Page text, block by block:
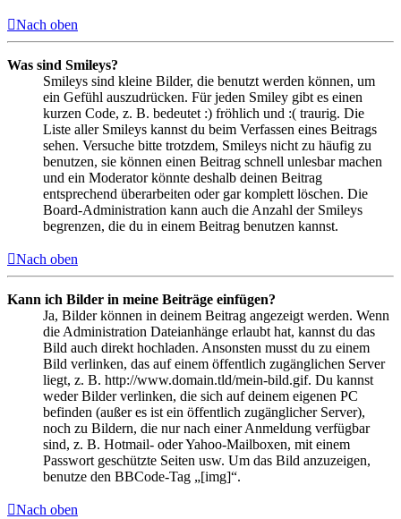
Nach oben
Was sind Smileys?
Smileys sind kleine Bilder, die benutzt werden können, um
ein Gefühl auszudrücken. Für jeden Smiley gibt es einen
kurzen Code, z. B. bedeutet :) fröhlich und :( traurig. Die
Liste aller Smileys kannst du beim Verfassen eines Beitrags
sehen. Versuche bitte trotzdem, Smileys nicht zu häufig zu
benutzen, sie können einen Beitrag schnell unlesbar machen
und ein Moderator könnte deshalb deinen Beitrag
entsprechend überarbeiten oder gar komplett löschen. Die
Board-Administration kann auch die Anzahl der Smileys
begrenzen, die du in einem Beitrag benutzen kannst.
Nach oben
Kann ich Bilder in meine Beiträge einfügen?
Ja, Bilder können in deinem Beitrag angezeigt werden. Wenn
die Administration Dateianhänge erlaubt hat, kannst du das
Bild auch direkt hochladen. Ansonsten musst du zu einem
Bild verlinken, das auf einem öffentlich zugänglichen Server
liegt, z. B. http://www.domain.tld/mein-bild.gif. Du kannst
weder Bilder verlinken, die sich auf deinem eigenen PC
befinden (außer es ist ein öffentlich zugänglicher Server),
noch zu Bildern, die nur nach einer Anmeldung verfügbar
sind, z. B. Hotmail- oder Yahoo-Mailboxen, mit einem
Passwort geschützte Seiten usw. Um das Bild anzuzeigen,
benutze den BBCode-Tag „[img]“.
Nach oben